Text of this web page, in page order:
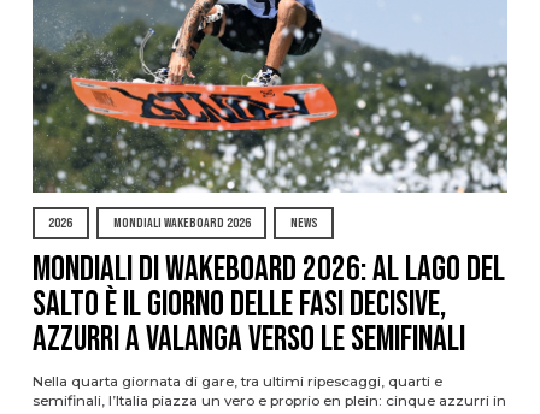
2026 MONDIALI WAKEBOARD 2026 NEWS
Mondiali di Wakeboard 2026: al Lago del
Salto è il giorno delle fasi decisive,
azzurri a valanga verso le semifinali
Nella quarta giornata di gare, tra ultimi ripescaggi, quarti e
semifinali, l’Italia piazza un vero e proprio en plein: cinque azzurri in